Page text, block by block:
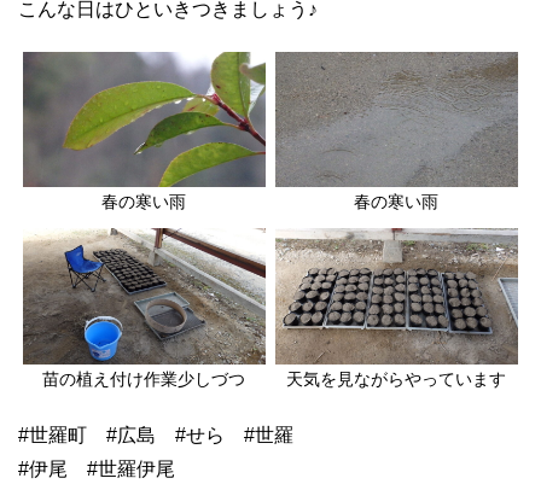
こんな日はひといきつきましょう♪
春の寒い雨 春の寒い雨
苗の植え付け作業少しづつ 天気を見ながらやっています
#世羅町 #広島 #せら #世羅
#伊尾 #世羅伊尾